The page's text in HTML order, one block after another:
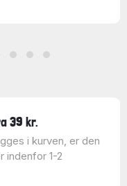
39 kr.
i kurven, er den
indenfor 1-2